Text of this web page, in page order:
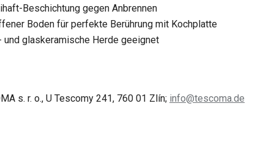
Beschichtung gegen Anbrennen
Boden für perfekte Berührung mit Kochplatte
und glaskeramische Herde geeignet
s. r. o., U Tescomy 241, 760 01 Zlín; info@tescoma.de